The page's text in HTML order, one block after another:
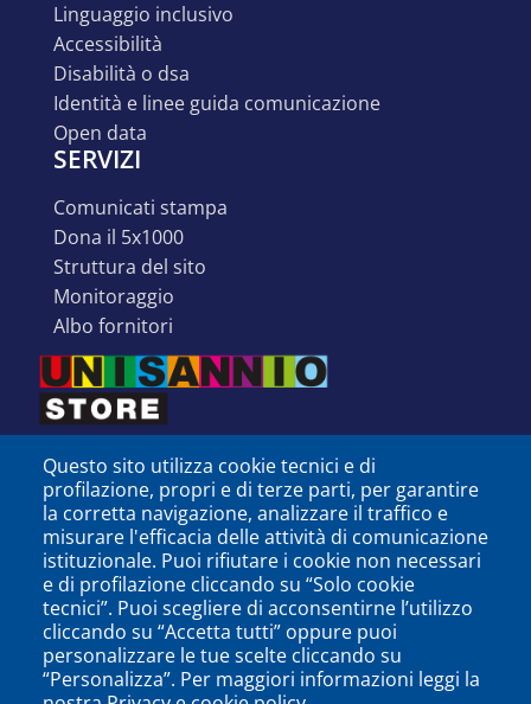
linguaggio inclusivo
accessibilità
disabilità o dsa
identità e linee guida comunicazione
open data
SERVIZI
comunicati stampa
dona il 5x1000
struttura del sito
monitoraggio
albo fornitori
SEGUICI SU
Questo sito utilizza cookie tecnici e di
profilazione, propri e di terze parti, per garantire
la corretta navigazione, analizzare il traffico e
misurare l'efficacia delle attività di comunicazione
istituzionale. Puoi rifiutare i cookie non necessari
e di profilazione cliccando su “Solo cookie
tecnici”. Puoi scegliere di acconsentirne l’utilizzo
cliccando su “Accetta tutti” oppure puoi
personalizzare le tue scelte cliccando su
“Personalizza”. Per maggiori informazioni leggi la